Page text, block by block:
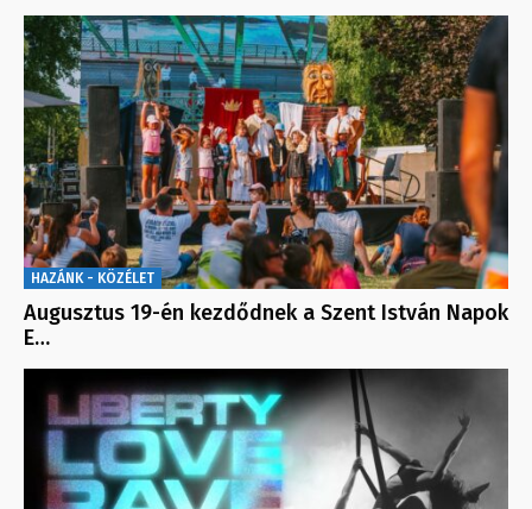
HAZÁNK - KÖZÉLET
Augusztus 19-én kezdődnek a Szent István Napok
E…